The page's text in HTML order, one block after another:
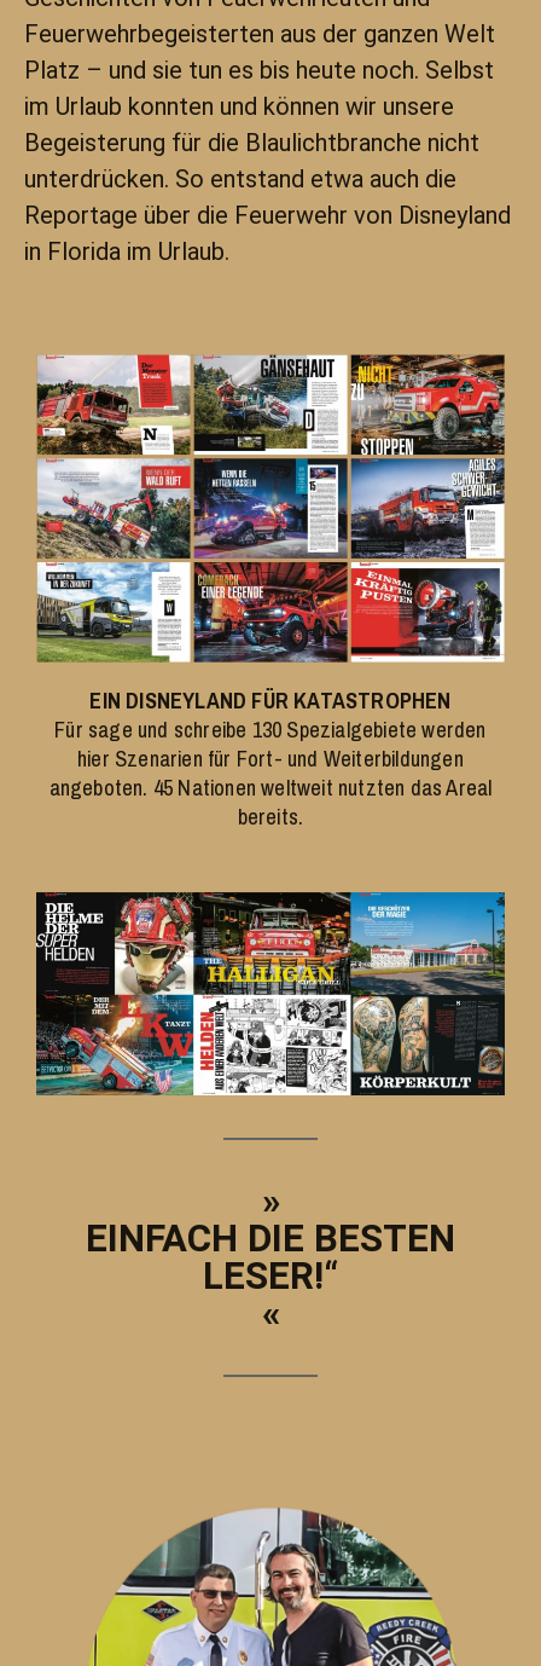
Feuerwehrbegeisterten aus der ganzen Welt
Platz – und sie tun es bis heute noch. Selbst
im Urlaub konnten und können wir unsere
Begeisterung für die Blaulichtbranche nicht
unterdrücken. So entstand etwa auch die
Reportage über die Feuerwehr von Disneyland
in Florida im Urlaub.
EIN DISNEYLAND FÜRKATASTROPHEN
Für sage und schreibe 130 Spezialgebiete werden
hier Szenarien für Fort- und Weiterbildungen
angeboten. 45 Nationen weltweit nutzten das Areal
bereits.
»
EINFACH DIE BESTEN
LESER!“
«